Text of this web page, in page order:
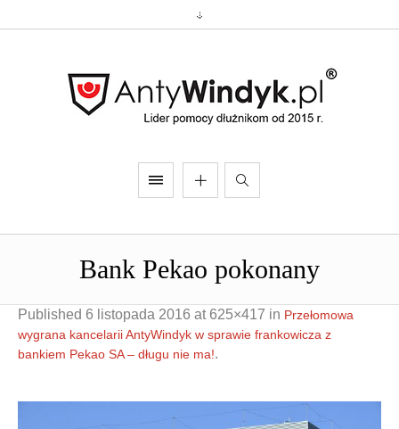
Bank Pekao pokonany
Published 6 listopada 2016 at 625×417 in Przełomowa
wygrana kancelarii AntyWindyk w sprawie frankowicza z
bankiem Pekao SA – długu nie ma!.